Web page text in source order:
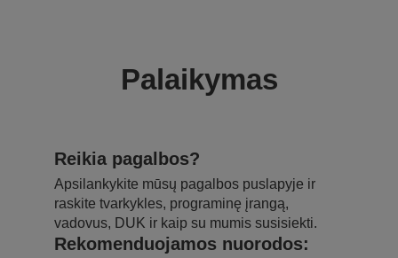
Palaikymas
Reikia pagalbos?
Apsilankykite mūsų pagalbos puslapyje ir
raskite tvarkykles, programinę įrangą,
vadovus, DUK ir kaip su mumis susisiekti.
Rekomenduojamos nuorodos: